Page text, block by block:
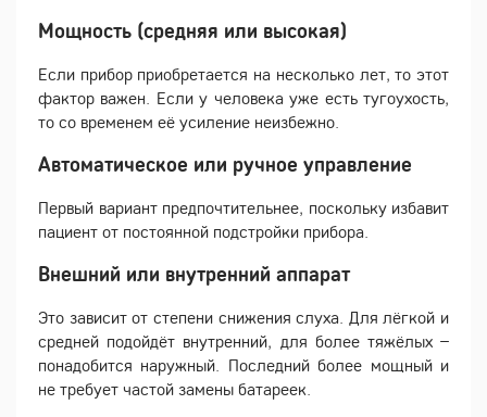
Мощность (средняя или высокая)
Если прибор приобретается на несколько лет, то этот
фактор важен. Если у человека уже есть тугоухость,
то со временем её усиление неизбежно.
Автоматическое или ручное управление
Первый вариант предпочтительнее, поскольку избавит
пациент от постоянной подстройки прибора.
Внешний или внутренний аппарат
Это зависит от степени снижения слуха. Для лёгкой и
средней подойдёт внутренний, для более тяжёлых –
понадобится наружный. Последний более мощный и
не требует частой замены батареек.